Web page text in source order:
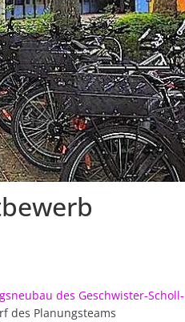
des Geschwister‐Scholl‐
des Planungsteams